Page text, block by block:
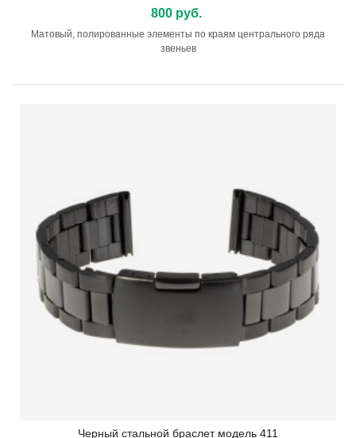
800 руб.
Матовый, полированные элементы по краям центрального ряда
звеньев
Черный стальной браслет модель 411